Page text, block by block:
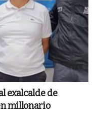
exalcalde de
millonario